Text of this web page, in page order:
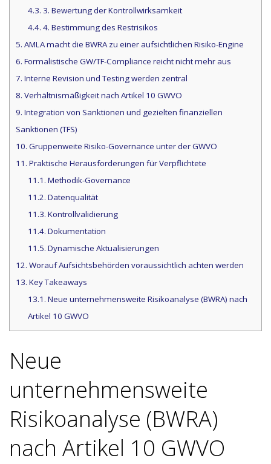
4.3. 3. Bewertung der Kontrollwirksamkeit
4.4. 4. Bestimmung des Restrisikos
5. AMLA macht die BWRA zu einer aufsichtlichen Risiko-Engine
6. Formalistische GW/TF-Compliance reicht nicht mehr aus
7. Interne Revision und Testing werden zentral
8. Verhältnismäßigkeit nach Artikel 10 GWVO
9. Integration von Sanktionen und gezielten finanziellen
Sanktionen (TFS)
10. Gruppenweite Risiko-Governance unter der GWVO
11. Praktische Herausforderungen für Verpflichtete
11.1. Methodik-Governance
11.2. Datenqualität
11.3. Kontrollvalidierung
11.4. Dokumentation
11.5. Dynamische Aktualisierungen
12. Worauf Aufsichtsbehörden voraussichtlich achten werden
13. Key Takeaways
13.1. Neue unternehmensweite Risikoanalyse (BWRA) nach
Artikel 10 GWVO
Neue
unternehmensweite
Risikoanalyse (BWRA)
nach Artikel 10 GWVO